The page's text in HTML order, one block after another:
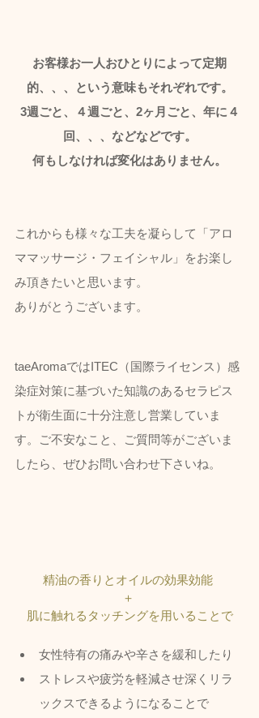
お客様お一人おひとりによって定期
的、、、という意味もそれぞれです。
3週ごと、４週ごと、2ヶ月ごと、年に４
回、、、などなどです。
何もしなければ変化はありません。
これからも様々な工夫を凝らして「アロ
ママッサージ・フェイシャル」をお楽し
み頂きたいと思います。
ありがとうございます。
taeAromaではITEC（国際ライセンス）感
染症対策に基づいた知識のあるセラピス
トが衛生面に十分注意し営業していま
す。ご不安なこと、ご質問等がございま
したら、ぜひお問い合わせ下さいね。
精油の香りとオイルの効果効能
＋
肌に触れるタッチングを用いることで
女性特有の痛みや辛さを緩和したり
ストレスや疲労を軽減させ深くリラ
ックスできるようになることで